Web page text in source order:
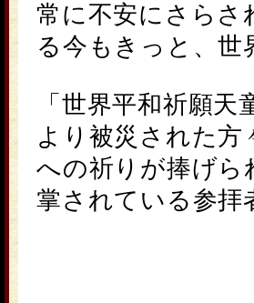
常に不安にさらさ
る今もきっと、
「世界平和祈願
より被災された方
への祈りが捧げら
掌されている参拝